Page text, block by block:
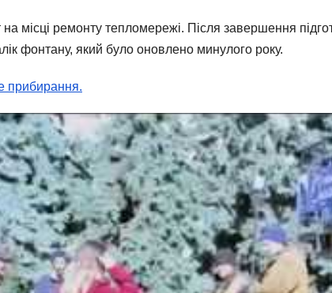
місці ремонту тепломережі. Після завершення
фонтану, який було оновлено минулого року.
прибирання.